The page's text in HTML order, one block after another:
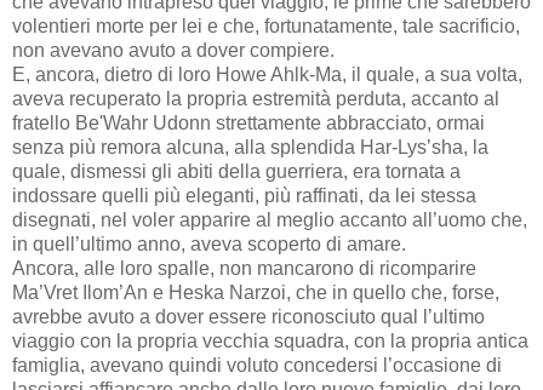
volentieri morte per lei e che, fortunatamente, tale sacrificio,
non avevano avuto a dover compiere.
E, ancora, dietro di loro Howe Ahlk-Ma, il quale, a sua volta,
aveva recuperato la propria estremità perduta, accanto al
fratello Be'Wahr Udonn strettamente abbracciato, ormai
senza più remora alcuna, alla splendida Har-Lys’sha, la
quale, dismessi gli abiti della guerriera, era tornata a
indossare quelli più eleganti, più raffinati, da lei stessa
disegnati, nel voler apparire al meglio accanto all’uomo che,
in quell’ultimo anno, aveva scoperto di amare.
Ancora, alle loro spalle, non mancarono di ricomparire
Ma’Vret Ilom’An e Heska Narzoi, che in quello che, forse,
avrebbe avuto a dover essere riconosciuto qual l’ultimo
viaggio con la propria vecchia squadra, con la propria antica
famiglia, avevano quindi voluto concedersi l’occasione di